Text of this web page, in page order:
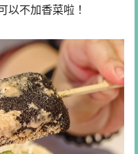
以不加香菜啦！